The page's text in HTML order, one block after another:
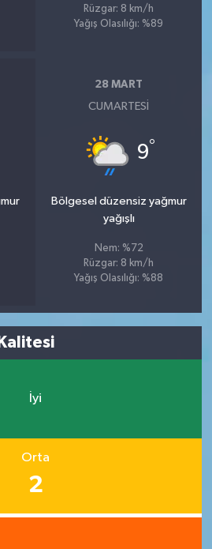
Rüzgar: 8 km/h
Yağış Olasılığı: %89
28 MART
CUMARTESI
9°
Bölgesel düzensiz yağmur
yağışlı
Nem: %72
Rüzgar: 8 km/h
Yağış Olasılığı: %88
İyi
Orta
2